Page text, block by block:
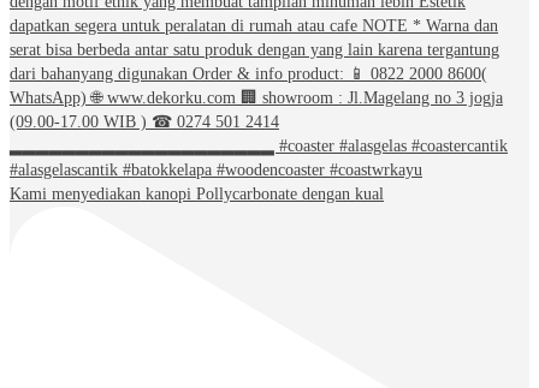
Kami menyediakan kanopi Pollycarbonate dengan kual